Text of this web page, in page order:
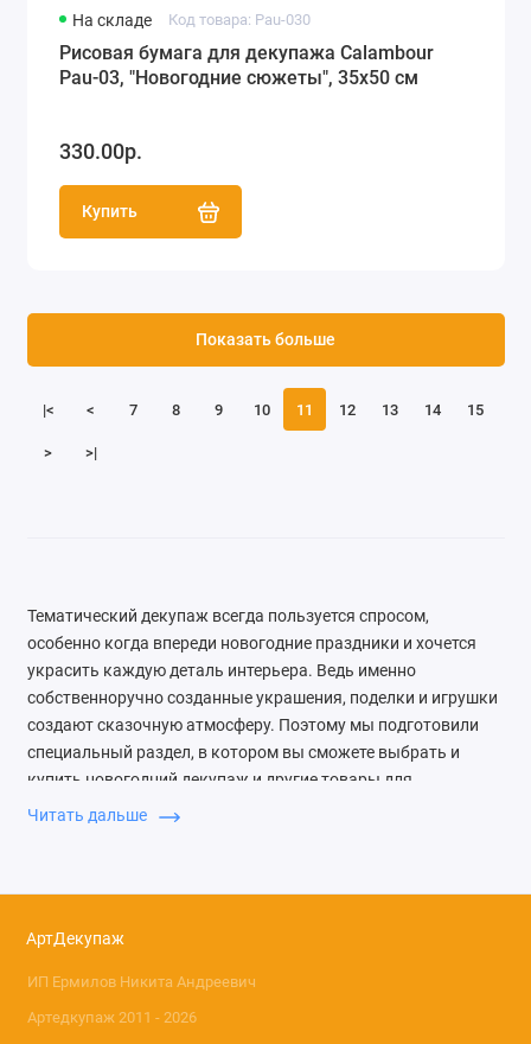
На складе Код товара: Pau-030
Рисовая бумага для декупажа Calambour
Pau-03, "Новогодние сюжеты", 35х50 см
330.00р.
Купить
|< < 7 8 9 10 11 12 13 14 15
> >|
Показать больше
Тематический декупаж всегда пользуется спросом,
особенно когда впереди новогодние праздники и хочется
украсить каждую деталь интерьера. Ведь именно
собственноручно созданные украшения, поделки и игрушки
создают сказочную атмосферу. Поэтому мы подготовили
специальный раздел, в котором вы сможете выбрать и
купить новогодний декупаж и другие товары для
творчества.
декор
Несложная техника украшения привычных предметов –
декупаж, последнее время стала очень популярна среди
создать особенную вещь. Для работы используются
Читать дальше
АртДекупаж
ИП Ермилов Никита Андреевич
Артедкупаж 2011 - 2026